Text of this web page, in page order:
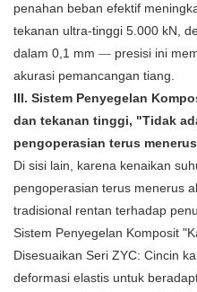
penahan beban efektif
tekanan ultra-tinggi 5.000 kN,
dalam 0,1 mm — presisi ini
akurasi pemancangan tiang.
III. Sistem Penyegelan
dan tekanan tinggi, "Tidak
pengoperasian terus
Di sisi lain, karena kenaikan
pengoperasian terus menerus
tradisional rentan terhadap
Sistem Penyegelan Komposit
Disesuaikan Seri ZYC: Cincin
deformasi elastis untuk